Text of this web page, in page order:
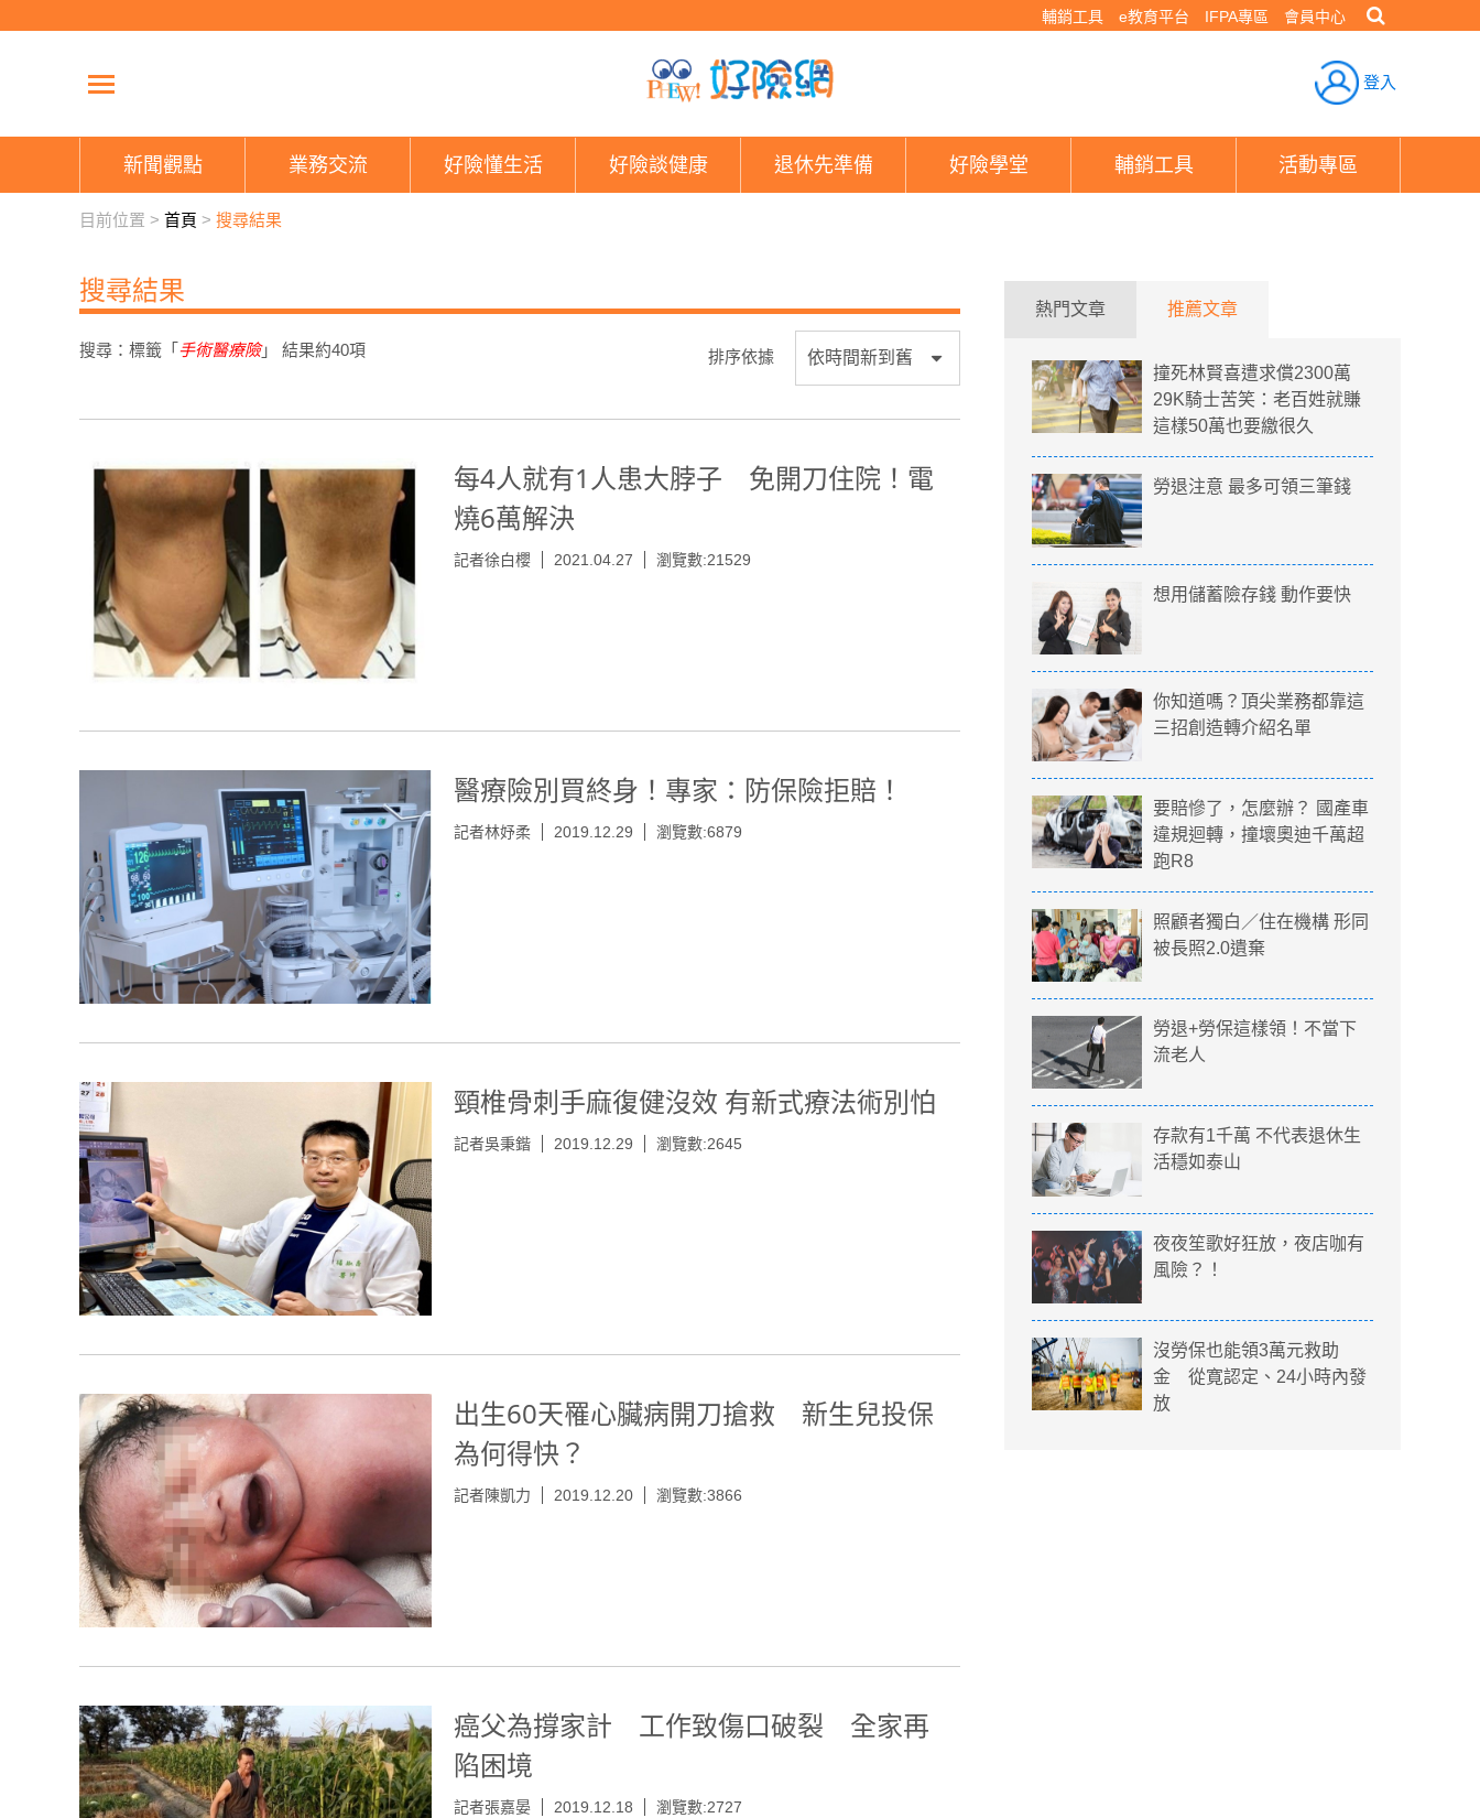
輔銷工具 e教育平台 IFPA專區 會員中心
登入
新聞觀點 業務交流 好險懂生活 好險談健康 退休先準備 好險學堂 輔銷工具 活動專區
目前位置 > 首頁 > 搜尋結果
搜尋結果
搜尋：標籤「 手術醫療險」 結果約40項 排序依據
每4人就有1人患大脖子 免開刀住院！電
燒6萬解決
記者徐白櫻 2021.04.27 瀏覽數:21529
醫療險別買終身！專家：防保險拒賠！
記者林妤柔 2019.12.29 瀏覽數:6879
頸椎骨刺手麻復健沒效 有新式療法術別怕
記者吳秉鍇 2019.12.29 瀏覽數:2645
出生60天罹心臟病開刀搶救 新生兒投保
為何得快？
記者陳凱力 2019.12.20 瀏覽數:3866
癌父為撐家計 工作致傷口破裂 全家再
陷困境
記者張嘉晏 2019.12.18 瀏覽數:2727
熱門文章 推薦文章
撞死林賢喜遭求償2300萬
29K騎士苦笑：老百姓就賺
這樣50萬也要繳很久
勞退注意 最多可領三筆錢
想用儲蓄險存錢 動作要快
你知道嗎？頂尖業務都靠這
三招創造轉介紹名單
要賠慘了，怎麼辦？ 國產車
違規迴轉，撞壞奧迪千萬超
跑R8
照顧者獨白／住在機構 形同
被長照2.0遺棄
勞退+勞保這樣領！不當下
流老人
存款有1千萬 不代表退休生
活穩如泰山
夜夜笙歌好狂放，夜店咖有
風險？！
沒勞保也能領3萬元救助
金 從寛認定、24小時內發
放